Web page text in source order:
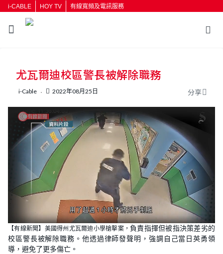
i-CABLE HOY TV 有線寬頻及電訊服務
按輸入鍵開始搜尋
尤瓦爾迪校區警長被解除職務
i-Cable 2022年08月25日 分享
U
n
m
u
t
e
L
o
a
d
e
【有線新聞】美國得州尤瓦爾迪小學槍擊案，負責指揮但被指決策差劣的
校區警長被解除職務。他透過律師發聲明，強調自己當日英勇領
導，避免了更多傷亡。